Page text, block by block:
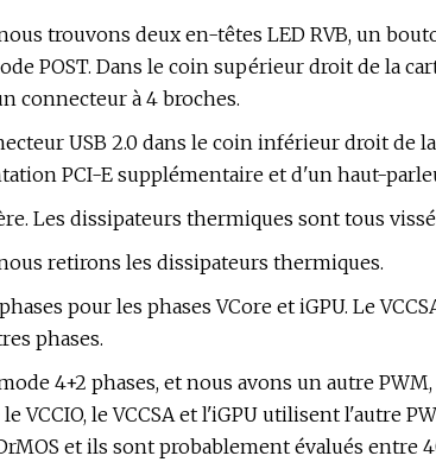
trouvons deux en-têtes LED RVB, un
POST. Dans le coin supérieur droit de la
connecteur à 4 broches.
USB 2.0 dans le coin inférieur droit de
PCI-E supplémentaire et d'un haut-
Les dissipateurs thermiques sont tous
retirons les dissipateurs thermiques.
pour les phases VCore et iGPU. Le
phases.
4+2 phases, et nous avons un autre
VCCIO, le VCCSA et l'iGPU utilisent l'autre
et ils sont probablement évalués entre